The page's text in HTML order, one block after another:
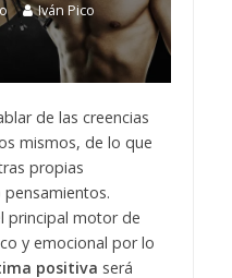
Iván Pico
de las creencias
mismos, de lo que
propias
principal motor de
y emocional por lo
positiva será